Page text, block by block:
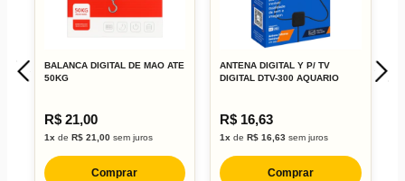
BALANCA DIGITAL DE MAO ATE
50KG
R$ 21,00
1x de R$ 21,00sem juros
Comprar
ANTENA DIGITAL Y P/ TV
DIGITAL DTV-300 AQUARIO
R$ 16,63
1x deR$ 16,63 sem juros
Comprar